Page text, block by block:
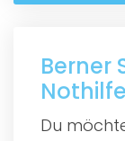
Berner
Du